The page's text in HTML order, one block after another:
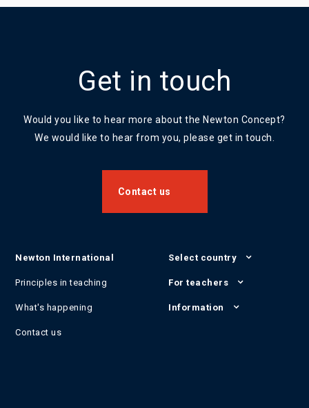
Get in touch
Would you like to hear more about the Newton Concept?
We would like to hear from you, please get in touch.
Contact us
Newton International
Principles in teaching
What's happening
Contact us
Select country
For teachers
Information